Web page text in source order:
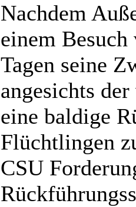
Nachdem
einem
Tagen seine
angesichts
eine baldige
Flüchtlingen
CSU